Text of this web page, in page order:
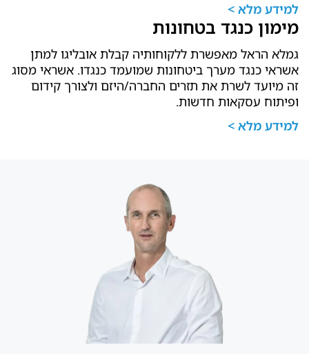
למידע מלא >
מימון כנגד בטחונות
גמלא הראל מאפשרת ללקוחותיה קבלת אובליגו למתן
אשראי כנגד מערך ביטחונות שמועמד כנגדו. אשראי מסוג
זה מיועד לשרת את תזרים החברה/היזם ולצורך קידום
ופיתוח עסקאות חדשות.
למידע מלא >